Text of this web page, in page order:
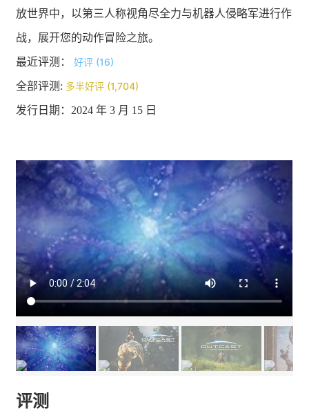
放世界中，以第三人称视角尽全力与机器人侵略军进行作
战，展开您的动作冒险之旅。
最近评测： 好评 (16)
全部评测: 多半好评 (1,704)
发行日期：2024 年 3 月 15 日
评测